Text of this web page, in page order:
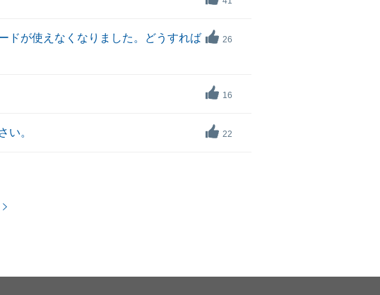
ドが使えなくなりました。どうすれば
26
16
い。 22